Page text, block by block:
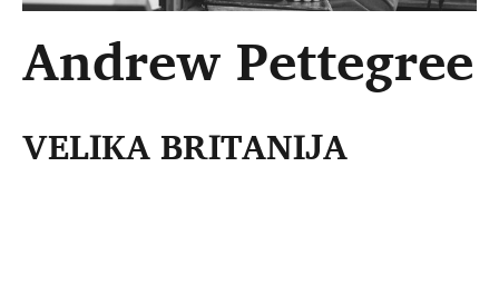
Andrew Pettegree
VELIKA BRITANIJA